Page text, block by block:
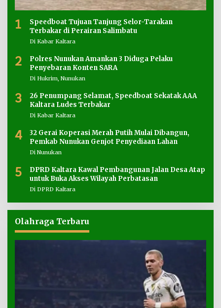
1
Speedboat Tujuan Tanjung Selor-Tarakan
Terbakar di Perairan Salimbatu
Di Kabar Kaltara
2
Polres Nunukan Amankan 3 Diduga Pelaku
Penyebaran Konten SARA
Di Hukrim, Nunukan
3
26 Penumpang Selamat, Speedboat Sekatak AAA
Kaltara Ludes Terbakar
Di Kabar Kaltara
4
32 Gerai Koperasi Merah Putih Mulai Dibangun,
Pemkab Nunukan Genjot Penyediaan Lahan
Di Nunukan
5
DPRD Kaltara Kawal Pembangunan Jalan Desa Atap
untuk Buka Akses Wilayah Perbatasan
Di DPRD Kaltara
Olahraga Terbaru